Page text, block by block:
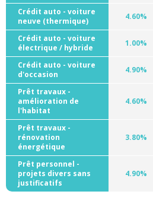
Crédit auto - voiture
neuve (thermique)
4.60%
Crédit auto - voiture
électrique / hybride
1.00%
Crédit auto - voiture
d'occasion
4.90%
Prêt travaux -
amélioration de
l'habitat
4.60%
Prêt travaux -
rénovation
énergétique
3.80%
Prêt personnel -
projets divers sans
justificatifs
4.90%